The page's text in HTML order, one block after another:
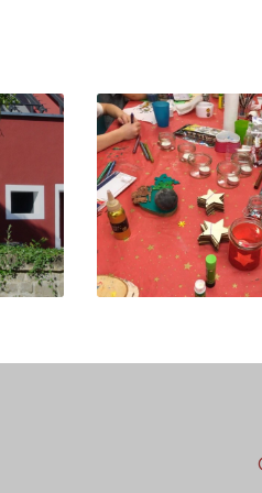
BACKEN UND
BASTELN FÜR
MAMERHAFF